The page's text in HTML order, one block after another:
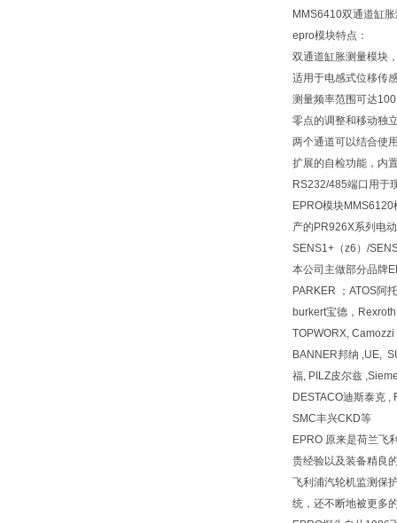
MMS6410双通道缸
epro模块特点：
双通道缸胀测量模块
适用于电感式位移传
测量频率范围可达
零点的调整和移动独
两个通道可以结合使
扩展的自检功能，内
RS232/485端口用于
EPRO模块
产的PR926X系列电
SENS1+（z6）/
本公司主做部分品牌
PARKER ；ATOS阿
burkert宝德，
TOPWORX,
BANNER邦纳 ,UE,
福, PILZ皮尔兹
DESTACO迪斯泰克
SMC丰兴CKD等
EPRO 原来是荷兰飞
贵经验以及装备精良
飞利浦汽轮机监测保
统，还不断地被更多